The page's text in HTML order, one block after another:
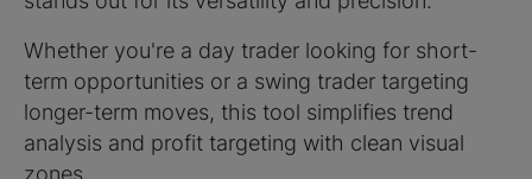
Whether you're a day trader looking for short-
term opportunities or a swing trader targeting
longer-term moves, this tool simplifies trend
analysis and profit targeting with clean visual
zones.